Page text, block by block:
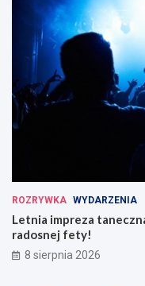
ROZRYWKA WYDARZENIA
Letnia impreza
radosnej fety!
8 sierpnia 2026